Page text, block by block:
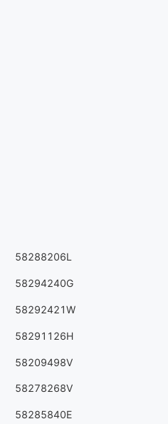
58288206L
58294240G
58292421W
58291126H
58209498V
58278268V
58285840E